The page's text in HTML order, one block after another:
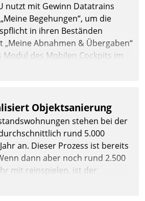
nutzt mit Gewinn Datatrains
Begehungen“, um die
in ihren Beständen
Abnahmen & Übergaben“
des Mobilen Cockpits im
Objektsanierung
stehen bei der
rund 5.000
an. Dieser Prozess ist bereits
dann aber noch rund 2.500
mit reinspielen, ist der
immens. Im